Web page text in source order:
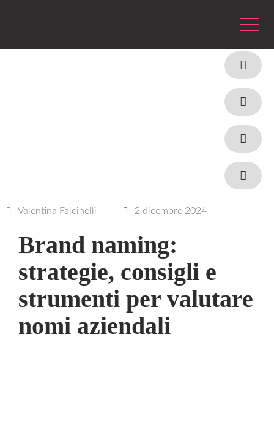
Valentina Falcinelli 2 dicembre 2024
Brand naming:
strategie, consigli e
strumenti per valutare
nomi aziendali